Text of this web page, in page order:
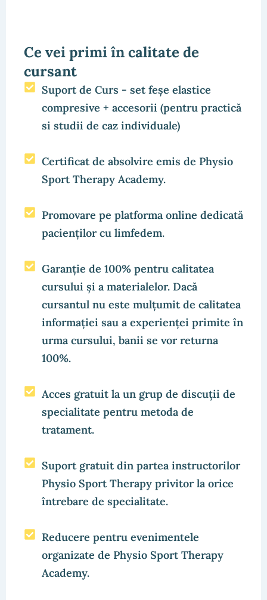
Ce vei primi în calitate de
cursant
Suport de Curs - set feșe elastice
compresive + accesorii (pentru practică
si studii de caz individuale)
Certificat de absolvire emis de Physio
Sport Therapy Academy.
Promovare pe platforma online dedicată
pacienților cu limfedem.
Garanție de 100% pentru calitatea
cursului și a materialelor. Dacă
cursantul nu este mulțumit de calitatea
informației sau a experienței primite în
urma cursului, banii se vor returna
100%.
Acces gratuit la un grup de discuții de
specialitate pentru metoda de
tratament.
Suport gratuit din partea instructorilor
Physio Sport Therapy privitor la orice
întrebare de specialitate.
Reducere pentru evenimentele
organizate de Physio Sport Therapy
Academy.